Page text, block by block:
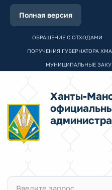
Полная версия
ОБРАЩЕНИЕ С ОТХОДАМИ
ПОРУЧЕНИЯ ГУБЕРНАТОРА
МУНИЦИПАЛЬНЫЕ
Ханты-